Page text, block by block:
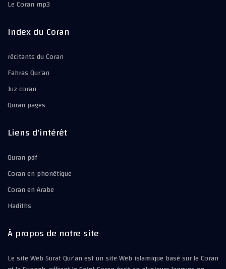
Le Coran mp3
Index du Coran
récitants du Coran
Fahras Qur’an
Juz coran
Quran pages
Liens d'intérêt
Quran pdf
Coran en phonétique
Coran en Arabe
Hadiths
À propos de notre site
Le site Web Surat Qur'an est un site Web islamique basé sur le Coran